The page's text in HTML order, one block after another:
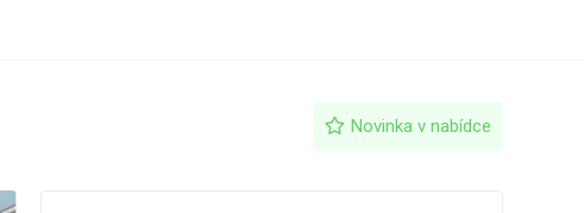
Novinka v nabídce